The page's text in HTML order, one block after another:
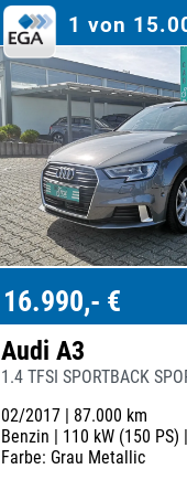
1 von
16.990,- €
Audi A3
1.4 TFSI SPORTBACK
02/2017 | 87.000 km
Benzin | 110 kW (150 PS) |
Farbe: Grau Metallic